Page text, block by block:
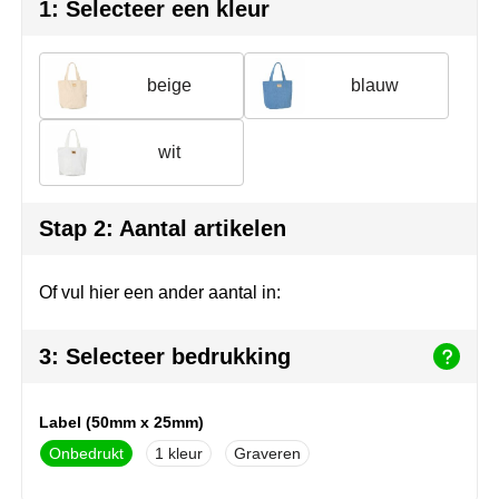
Sportkleding
Tassen
Veiligheid, auto & fiets
Vrije tijd, spellen & outdoor
Join the pipe
Kambukka
Lipton
MagLite
Mepal
MiniMAX
Moleskine
1: Selecteer een kleur
beige blauw
wit
Stap 2: Aantal artikelen
Of vul hier een ander aantal in:
3: Selecteer bedrukking
Label (50mm x 25mm)
Onbedrukt
1 Graveren